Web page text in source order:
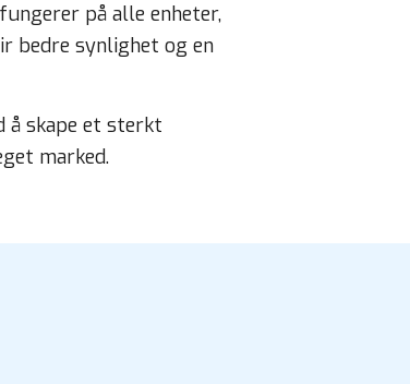
på alle enheter,
bedre synlighet og en
å skape et sterkt
marked.